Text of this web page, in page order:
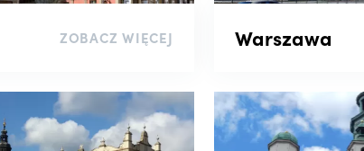
ZOBACZ WIĘCEJ Warszawa